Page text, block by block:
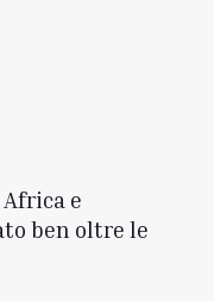
e
ben oltre le